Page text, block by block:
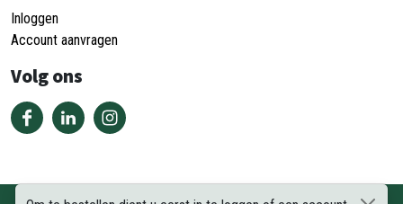
Inloggen
Account aanvragen
Volg ons